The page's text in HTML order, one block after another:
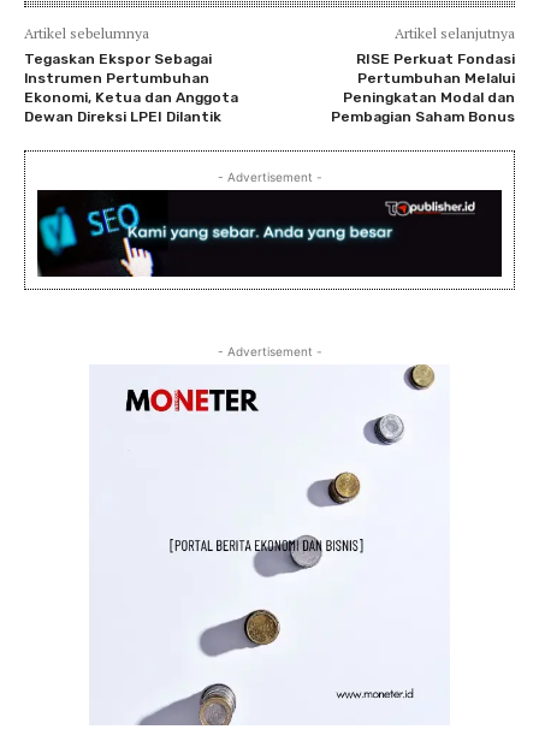
Artikel sebelumnya
Tegaskan Ekspor Sebagai
lnstrumen Pertumbuhan
Ekonomi, Ketua dan Anggota
Dewan Direksi LPEI Dilantik
Artikel selanjutnya
RISE Perkuat Fondasi
Pertumbuhan Melalui
Peningkatan Modal dan
Pembagian Saham Bonus
- Advertisement -
- Advertisement -